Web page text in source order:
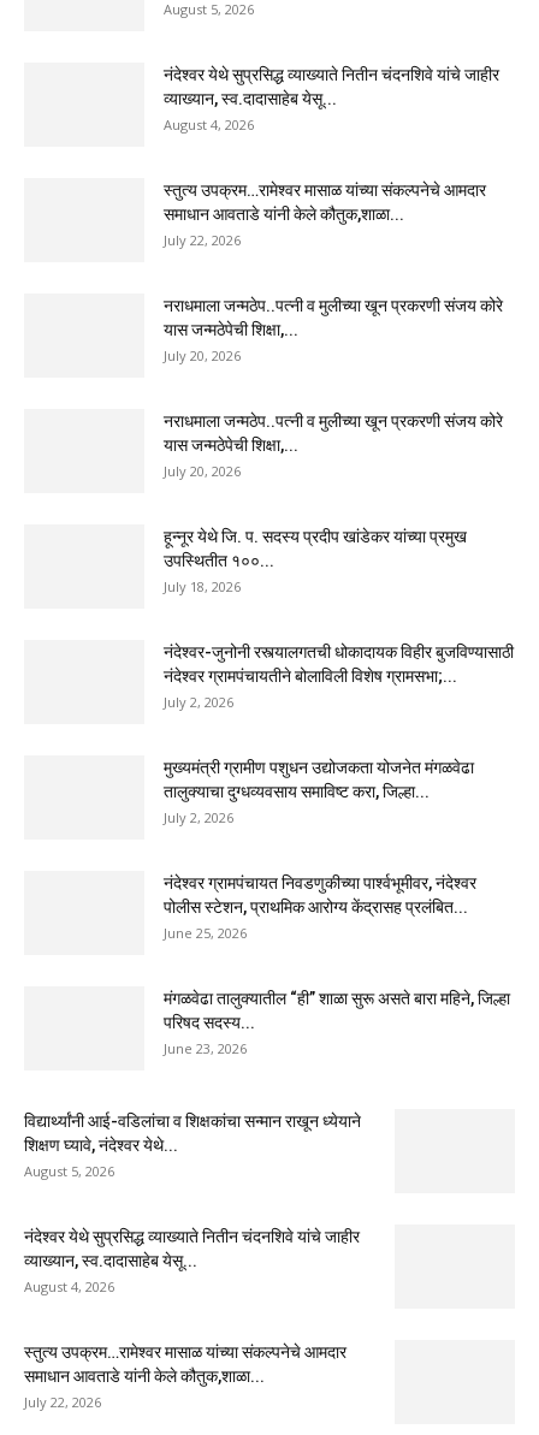
August 5, 2026
नंदेश्वर येथे सुप्रसिद्ध व्याख्याते नितीन चंदनशिवे यांचे जाहीर
व्याख्यान, स्व.दादासाहेब येसू...
August 4, 2026
स्तुत्य उपक्रम…रामेश्वर मासाळ यांच्या संकल्पनेचे आमदार
समाधान आवताडे यांनी केले कौतुक,शाळा...
July 22, 2026
नराधमाला जन्मठेप..पत्नी व मुलीच्या खून प्रकरणी संजय कोरे
यास जन्मठेपेची शिक्षा,...
July 20, 2026
नराधमाला जन्मठेप..पत्नी व मुलीच्या खून प्रकरणी संजय कोरे
यास जन्मठेपेची शिक्षा,...
July 20, 2026
हून्नूर येथे जि. प. सदस्य प्रदीप खांडेकर यांच्या प्रमुख
उपस्थितीत १००...
July 18, 2026
नंदेश्वर-जुनोनी रस्त्यालगतची धोकादायक विहीर बुजविण्यासाठी
नंदेश्वर ग्रामपंचायतीने बोलाविली विशेष ग्रामसभा;...
July 2, 2026
मुख्यमंत्री ग्रामीण पशुधन उद्योजकता योजनेत मंगळवेढा
तालुक्याचा दुग्धव्यवसाय समाविष्ट करा, जिल्हा...
July 2, 2026
नंदेश्वर ग्रामपंचायत निवडणुकीच्या पार्श्वभूमीवर, नंदेश्वर
पोलीस स्टेशन, प्राथमिक आरोग्य केंद्रासह प्रलंबित...
June 25, 2026
मंगळवेढा तालुक्यातील “ही” शाळा सुरू असते बारा महिने, जिल्हा
परिषद सदस्य...
June 23, 2026
विद्यार्थ्यांनी आई-वडिलांचा व शिक्षकांचा सन्मान राखून ध्येयाने
शिक्षण घ्यावे, नंदेश्वर येथे...
August 5, 2026
नंदेश्वर येथे सुप्रसिद्ध व्याख्याते नितीन चंदनशिवे यांचे जाहीर
व्याख्यान, स्व.दादासाहेब येसू...
August 4, 2026
स्तुत्य उपक्रम…रामेश्वर मासाळ यांच्या संकल्पनेचे आमदार
समाधान आवताडे यांनी केले कौतुक,शाळा...
July 22, 2026